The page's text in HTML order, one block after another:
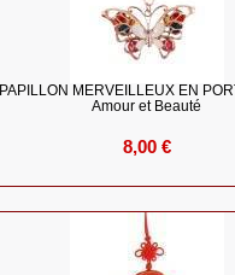
PAPILLON MERVEILLEUX EN
Amour et Beauté
8,00 €